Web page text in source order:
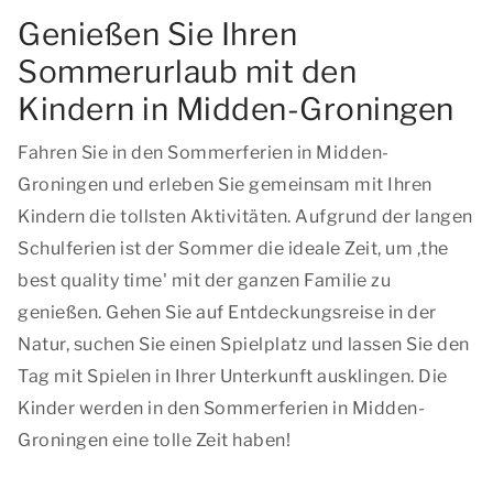
Genießen Sie Ihren
Sommerurlaub mit den
Kindern in Midden-Groningen
Fahren Sie in den Sommerferien in Midden-
Groningen und erleben Sie gemeinsam mit Ihren
Kindern die tollsten Aktivitäten. Aufgrund der langen
Schulferien ist der Sommer die ideale Zeit, um ,the
best quality time' mit der ganzen Familie zu
genießen. Gehen Sie auf Entdeckungsreise in der
Natur, suchen Sie einen Spielplatz und lassen Sie den
Tag mit Spielen in Ihrer Unterkunft ausklingen. Die
Kinder werden in den Sommerferien in Midden-
Groningen eine tolle Zeit haben!